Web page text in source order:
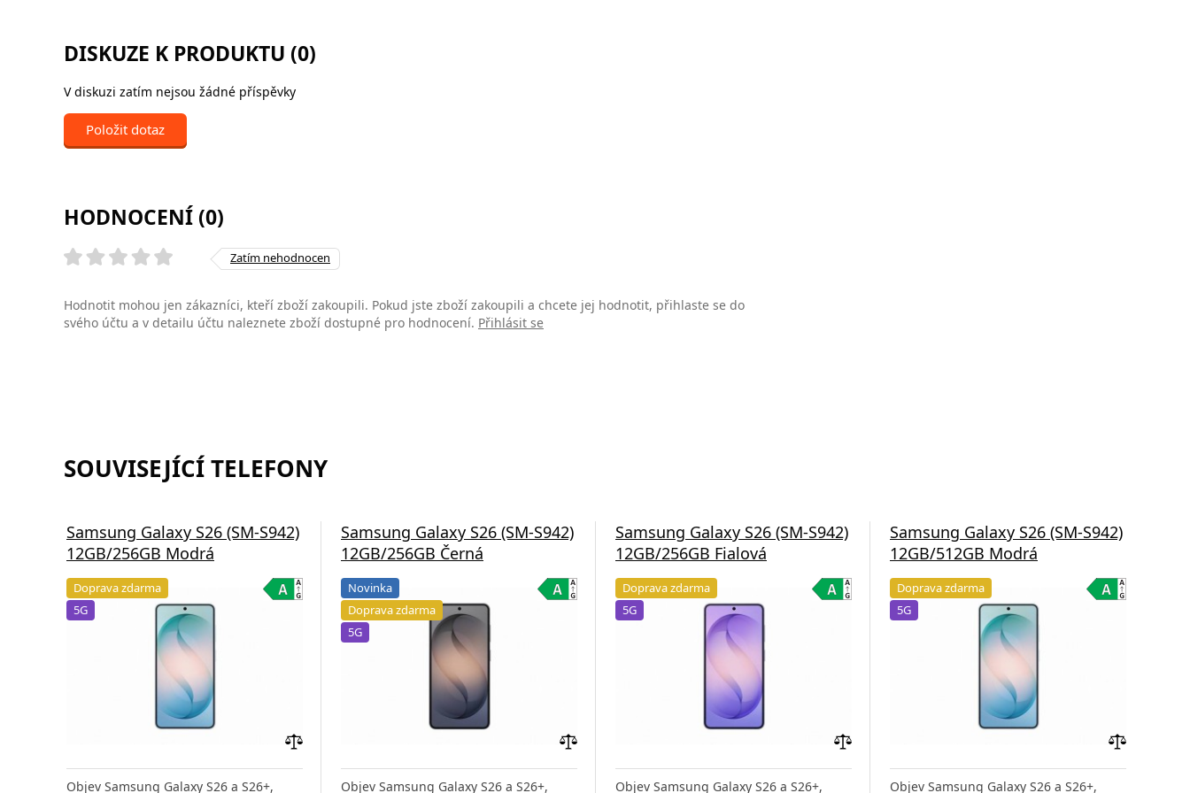
DISKUZE K PRODUKTU (0)
V diskuzi zatím nejsou žádné příspěvky
Položit dotaz
HODNOCENÍ (0)
Zatím nehodnocen
Hodnotit mohou jen zákazníci, kteří zboží zakoupili. Pokud jste zboží zakoupili a chcete jej hodnotit, přihlaste se do
svého účtu a v detailu účtu naleznete zboží dostupné pro hodnocení. Přihlásit se
SOUVISEJÍCÍ TELEFONY
Samsung Galaxy S26 (SM-S942)
12GB/256GB Modrá
Doprava zdarma
5G
Objev Samsung Galaxy S26 a S26+,
Samsung Galaxy S26 (SM-S942)
12GB/256GB Černá
Novinka
Doprava zdarma
5G
Objev Samsung Galaxy S26 a S26+,
Samsung Galaxy S26 (SM-S942)
12GB/256GB Fialová
Doprava zdarma
5G
Objev Samsung Galaxy S26 a S26+,
Samsung Galaxy S26 (SM-S942)
12GB/512GB Modrá
Doprava zdarma
5G
Objev Samsung Galaxy S26 a S26+,